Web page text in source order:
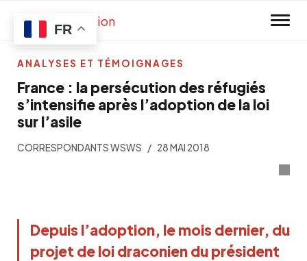
France : la persécution des réfugiés
s’intensifie après l’adoption de la loi
sur l’asile
CORRESPONDANTS WSWS 28 MAI 2018
Depuis l’adoption, le mois dernier, du
projet de loi draconien du président
ANALYSES ET TÉMOIGNAGES
FR